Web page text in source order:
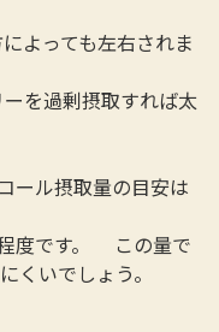
よっても左右されま
を過剰摂取すれば太
ール摂取量の目安は
度です。 この量で
くいでしょう。